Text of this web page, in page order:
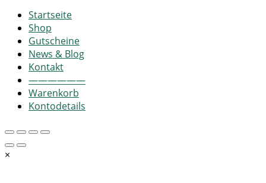
Startseite
Shop
Gutscheine
News & Blog
Kontakt
——————
Warenkorb
Kontodetails
×